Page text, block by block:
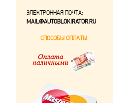
ЭЛЕКТРОННАЯ ПОЧТА:
MAIL@AUTOBLOKIRATOR.RU
СПОСОБЫ ОПЛАТЫ: